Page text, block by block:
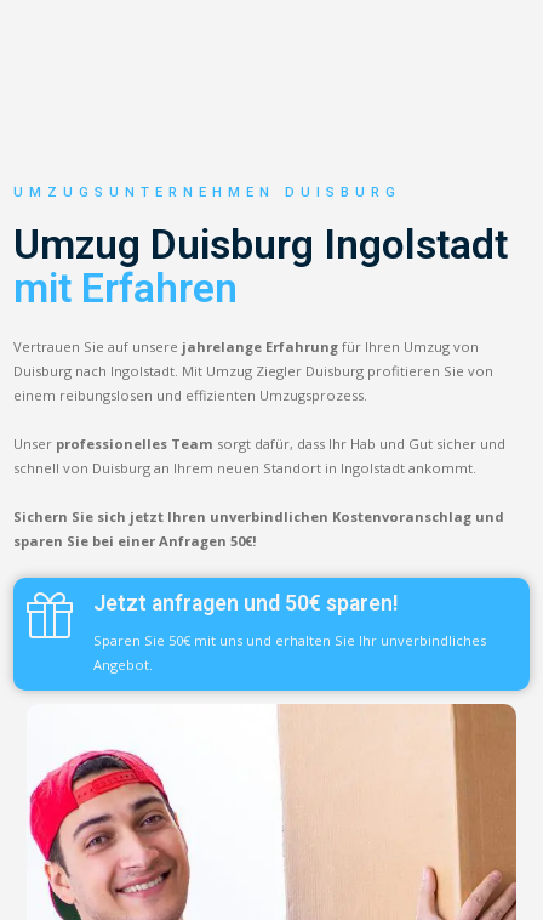
UMZUGSUNTERNEHMEN DUISBURG
Umzug Duisburg Ingolstadt
mit Erfahren
Vertrauen Sie auf unsere jahrelange Erfahrung für Ihren Umzug von
Duisburg nach Ingolstadt. Mit Umzug Ziegler Duisburg profitieren Sie von
einem reibungslosen und effizienten Umzugsprozess.
Unser professionelles Team sorgt dafür, dass Ihr Hab und Gut sicher und
schnell von Duisburg an Ihrem neuen Standort in Ingolstadt ankommt.
Sichern Sie sich jetzt Ihren unverbindlichen Kostenvoranschlag und
sparen Sie bei einer Anfragen 50€!
Jetzt anfragen und 50€ sparen!
Sparen Sie 50€ mit uns und erhalten Sie Ihr unverbindliches
Angebot.